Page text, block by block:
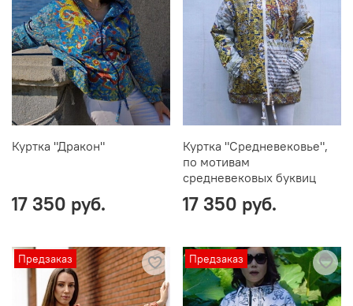
Куртка "Дракон"
17 350 руб.
Куртка "Средневековье",
по мотивам
средневековых буквиц
17 350 руб.
Предзаказ Предзаказ